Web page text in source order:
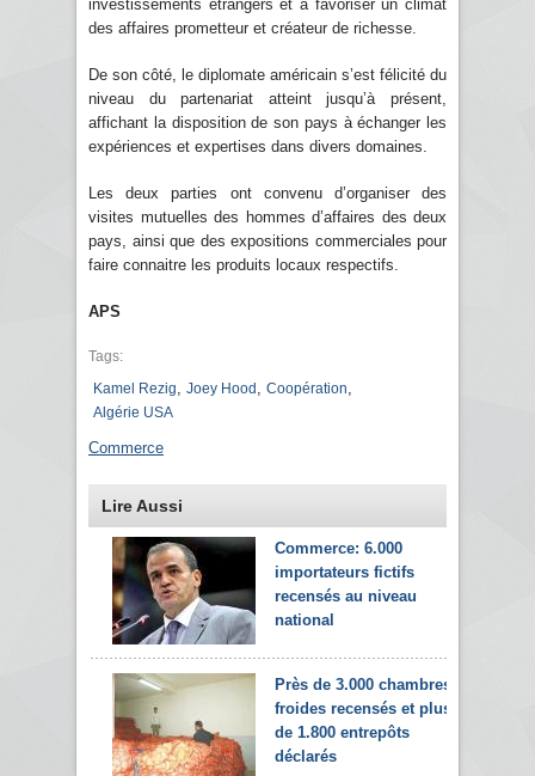
investissements étrangers et à favoriser un climat
des affaires prometteur et créateur de richesse.
De son côté, le diplomate américain s’est félicité du
niveau du partenariat atteint jusqu’à présent,
affichant la disposition de son pays à échanger les
expériences et expertises dans divers domaines.
Les deux parties ont convenu d’organiser des
visites mutuelles des hommes d’affaires des deux
pays, ainsi que des expositions commerciales pour
faire connaitre les produits locaux respectifs.
APS
Tags:
Kamel Rezig
Joey Hood Coopération
Algérie USA
Commerce
Lire Aussi
Commerce: 6.000
importateurs fictifs
recensés au niveau
national
Près de 3.000 chambres
froides recensés et plus
de 1.800 entrepôts
déclarés